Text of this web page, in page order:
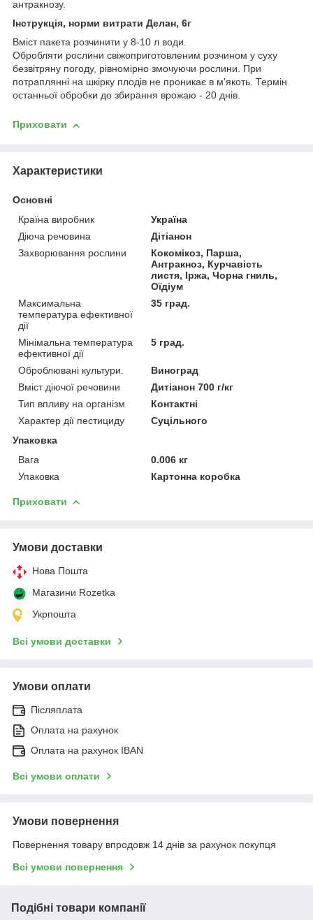
антракнозу.
Інструкція, норми витрати Делан, 6г
Вміст пакета розчинити у 8-10 л води.
Обробляти рослини свіжоприготовленим розчином у суху
безвітряну погоду, рівномірно змочуючи рослини. При
потраплянні на шкірку плодів не проникає в м'якоть. Термін
останньої обробки до збирання врожаю - 20 днів.
Приховати
Характеристики
Основні
Країна виробник
Україна
Діюча речовина
Дітіанон
Захворювання рослини
Кокомікоз, Парша,
Антракноз, Курчавість
листя, Іржа, Чорна гниль,
Оїдіум
Максимальна
температура ефективної
дії
35 град.
Мінімальна температура
ефективної дії
5 град.
Оброблювані культури.
Виноград
Вміст діючої речовини
Дитіанон 700 г/кг
Тип впливу на організм
Контактні
Характер дії пестициду
Суцільного
Упаковка
Вага
0.006 кг
Упаковка
Картонна коробка
Приховати
Умови доставки
Нова Пошта
Магазини Rozetka
Укрпошта
Всі умови доставки
Умови оплати
Післяплата
Оплата на рахунок
Оплата на рахунок IBAN
Всі умови оплати
Умови повернення
Повернення товару впродовж 14 днів за рахунок покупця
Всі умови повернення
Подібні товари компанії